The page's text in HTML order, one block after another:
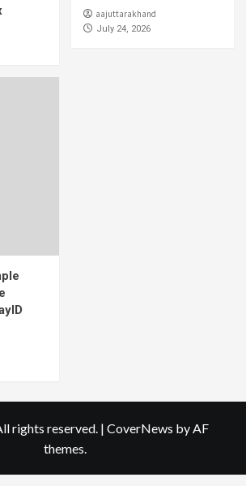
aajuttarakhand
July 24, 2026
rights reserved. | CoverNews by AF
themes.